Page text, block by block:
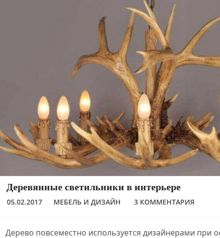
Деревянные светильники в интерьере
05.02.2017 МЕБЕЛЬ И ДИЗАЙН 3 КОММЕНТАРИЯ
Дерево повсеместно используется дизайнерами при